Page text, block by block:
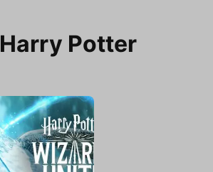
Harry Potter